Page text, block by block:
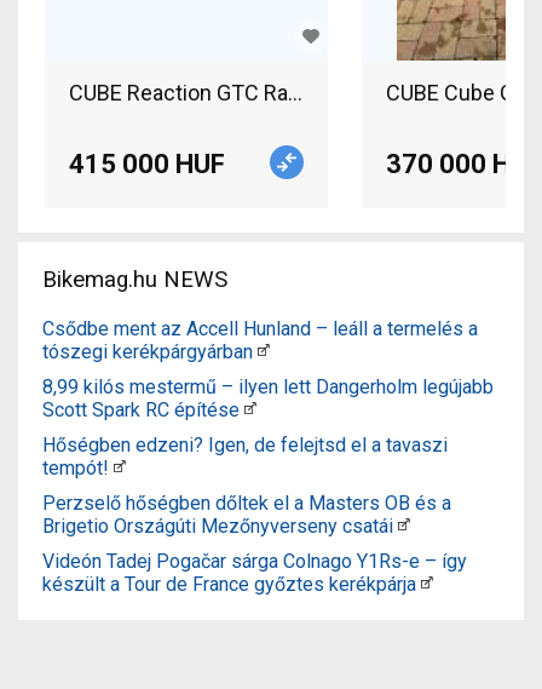
CUBE Reaction GTC Race Carbon Mountain
415 000 HUF
CUBE Cube
370 000 HUF
Bikemag.hu NEWS
Csődbe ment az Accell Hunland – leáll a termelés a
tószegi kerékpárgyárban
8,99 kilós mestermű – ilyen lett Dangerholm legújabb
Scott Spark RC építése
Hőségben edzeni? Igen, de felejtsd el a tavaszi
tempót!
Perzselő hőségben dőltek el a Masters OB és a
Brigetio Országúti Mezőnyverseny csatái
Videón Tadej Pogačar sárga Colnago Y1Rs-e – így
készült a Tour de France győztes kerékpárja